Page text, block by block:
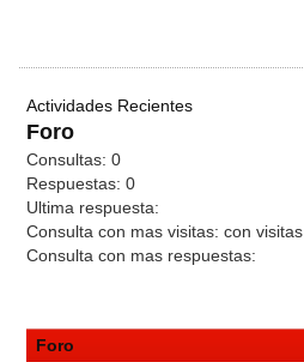
Actividades Recientes
Foro
Consultas: 0
Respuestas: 0
Ultima respuesta:
Consulta con mas visitas: con visitas
Consulta con mas respuestas:
Foro